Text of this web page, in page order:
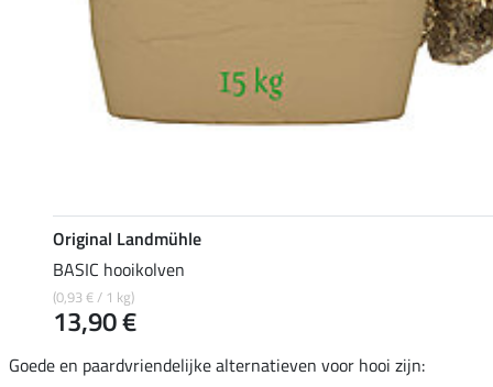
Original Landmühle
BASIC hooikolven
(0,93 € / 1 kg)
13,90 €
Goede en paardvriendelijke alternatieven voor hooi zijn: